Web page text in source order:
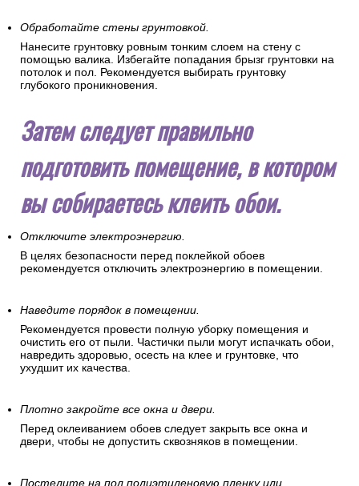
Обработайте стены грунтовкой.
Нанесите грунтовку ровным тонким слоем на стену с
помощью валика. Избегайте попадания брызг грунтовки на
потолок и пол. Рекомендуется выбирать грунтовку
глубокого проникновения.
Затем следует правильно
подготовить помещение, в котором
вы собираетесь клеить обои.
Отключите электроэнергию.
В целях безопасности перед поклейкой обоев
рекомендуется отключить электроэнергию в помещении.
Наведите порядок в помещении.
Рекомендуется провести полную уборку помещения и
очистить его от пыли. Частички пыли могут испачкать обои,
навредить здоровью, осесть на клее и грунтовке, что
ухудшит их качества.
Плотно закройте все окна и двери.
Перед оклеиванием обоев следует закрыть все окна и
двери, чтобы не допустить сквозняков в помещении.
Постелите на пол полиэтиленовую пленку или